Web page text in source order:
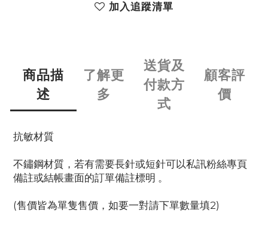
加入追蹤清單
商品描
述
了解更
多
送貨及
付款方
式
顧客評
價
抗敏材質
不鏽鋼材質，若有需要長針或短針可以私訊粉絲專頁
備註或結帳畫面的訂單備註標明 。
(售價皆為單隻售價，如要一對請下單數量填2)